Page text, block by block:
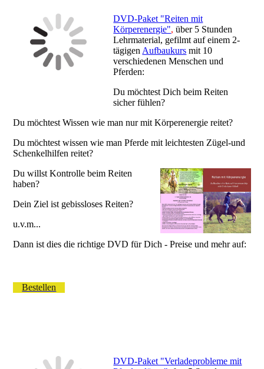
DVD-Paket "Reiten mit
Körperenergie", über 5 Stunden
Lehrmaterial, gefilmt auf einem 2-
tägigen Aufbaukurs mit 10
verschiedenen Menschen und
Pferden:
Du möchtest Dich beim Reiten
sicher fühlen?
Du möchtest Wissen wie man nur mit Körperenergie reitet?
Du möchtest wissen wie man Pferde mit leichtesten Zügel-und
Schenkelhilfen reitet?
Du willst Kontrolle beim Reiten
haben?
Dein Ziel ist gebissloses Reiten?
u.v.m...
Dann ist dies die richtige DVD für Dich - Preise und mehr auf:
Bestellen
DVD-Paket "Verladeprobleme mit